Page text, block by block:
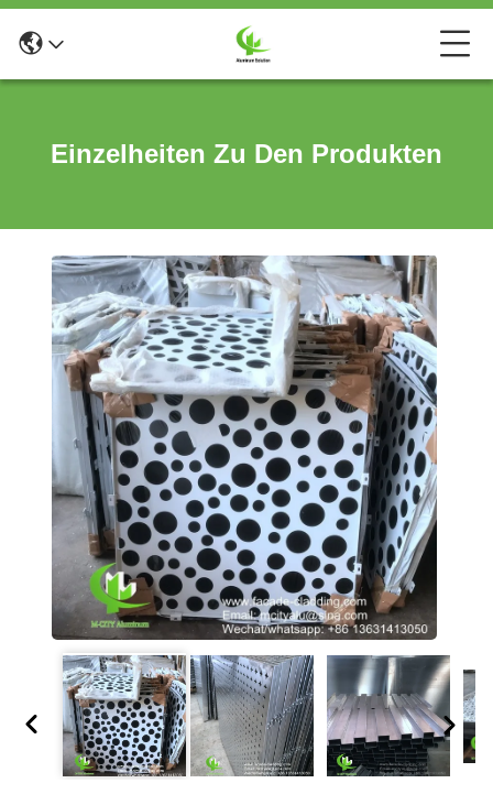
Einzelheiten Zu Den Produkten